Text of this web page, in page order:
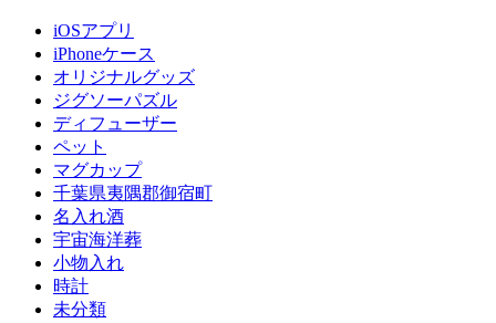
iOSアプリ
iPhoneケース
オリジナルグッズ
ジグソーパズル
ディフューザー
ペット
マグカップ
千葉県夷隅郡御宿町
名入れ酒
宇宙海洋葬
小物入れ
時計
未分類